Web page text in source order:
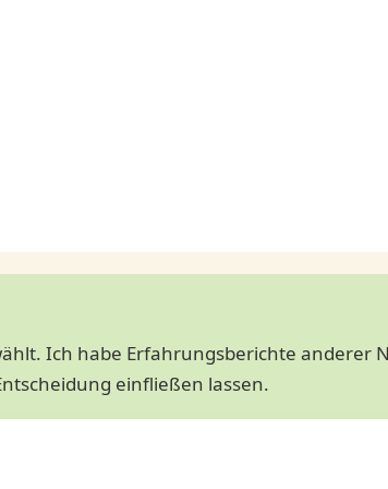
Ich habe Erfahrungsberichte anderer
einfließen lassen.